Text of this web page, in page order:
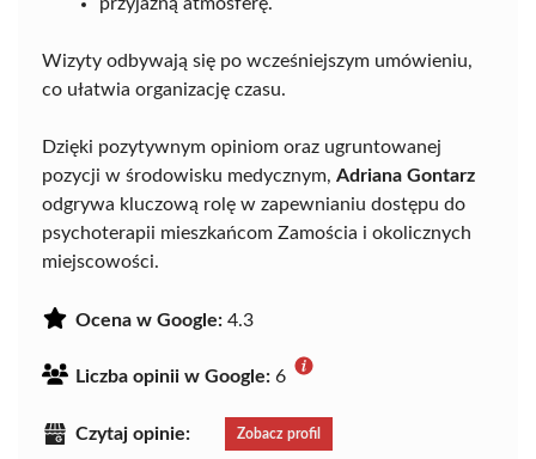
Wizyty odbywają się po wcześniejszym umówieniu,
co ułatwia organizację czasu.
Dzięki pozytywnym opiniom oraz ugruntowanej
pozycji w środowisku medycznym, Adriana Gontarz
odgrywa kluczową rolę w zapewnianiu dostępu do
psychoterapii mieszkańcom Zamościa i okolicznych
miejscowości.
Ocena w Google: 4.3
Liczba opinii w Google: 6
Czytaj opinie: Zobacz profil